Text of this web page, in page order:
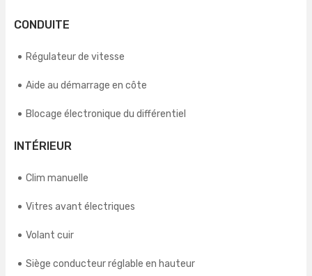
CONDUITE
Régulateur de vitesse
Aide au démarrage en côte
Blocage électronique du différentiel
INTÉRIEUR
Clim manuelle
Vitres avant électriques
Volant cuir
Siège conducteur réglable en hauteur